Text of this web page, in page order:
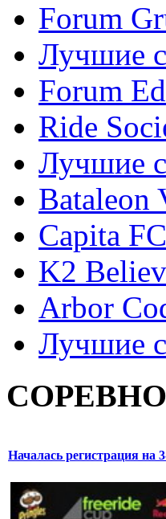
Forum
Лучшие
Forum
Ride
Лучшие
Bataleon
Capita
K2
Arbor
Лучшие
Началась регистрация на